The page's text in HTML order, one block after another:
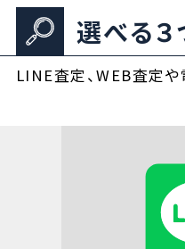
選べる
LINE査定、WEB査定や